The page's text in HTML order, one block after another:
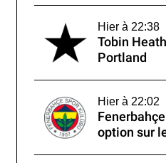
Hier à 22:38
Tobin
Portland
Hier à 22:02
option sur